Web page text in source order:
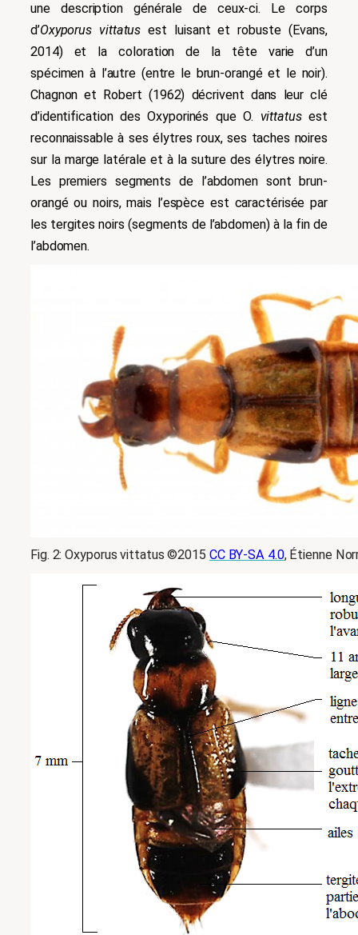
une description générale de ceux-ci. Le corps
d’Oxyporus vittatusest luisant et robuste (Evans,
2014) et la coloration de la tête varie d’un
spécimen à l’autre (entre le brun-orangé et le noir).
Chagnon et Robert (1962) décrivent dans leur clé
d’identification des Oxyporinés que O. vittatusest
reconnaissable à ses élytres roux, ses taches noires
sur la marge latérale et à la suture des élytres noire.
Les premiers segments de l’abdomen sont brun-
orangé ou noirs, mais l’espèce est caractérisée par
les tergites noirs (segments de l’abdomen) à la fin de
l’abdomen.
Fig. 2: Oxyporus vittatus ©2015 CC BY-SA 4.0, Étienne